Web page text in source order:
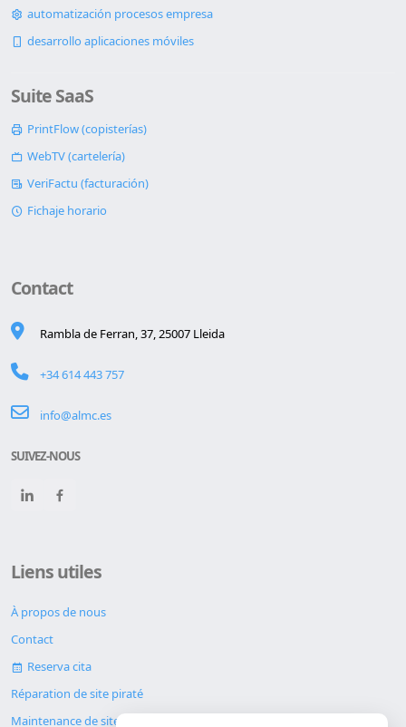
automatización procesos empresa
desarrollo aplicaciones móviles
Suite SaaS
PrintFlow (copisterías)
WebTV (cartelería)
VeriFactu (facturación)
Fichaje horario
Contact
Rambla de Ferran, 37, 25007 Lleida
+34 614 443 757
info@almc.es
SUIVEZ-NOUS
Liens utiles
À propos de nous
Contact
Reserva cita
Réparation de site piraté
Maintenance de site web